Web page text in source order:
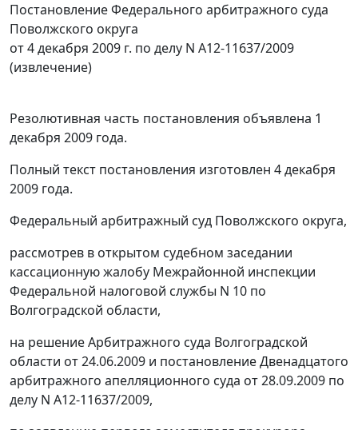
Постановление Федерального арбитражного суда
Поволжского округа
от 4 декабря 2009 г. по делу N А12-11637/2009
(извлечение)
Резолютивная часть постановления объявлена 1
декабря 2009 года.
Полный текст постановления изготовлен 4 декабря
2009 года.
Федеральный арбитражный суд Поволжского округа,
рассмотрев в открытом судебном заседании
кассационную жалобу Межрайонной инспекции
Федеральной налоговой службы N 10 по
Волгоградской области,
на решение Арбитражного суда Волгоградской
области от 24.06.2009 и постановление Двенадцатого
арбитражного апелляционного суда от 28.09.2009 по
делу N А12-11637/2009,